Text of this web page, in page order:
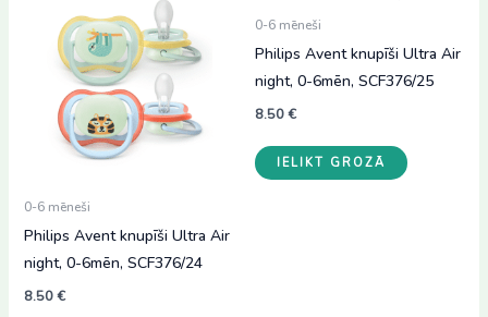
0-6 mēneši
Philips Avent knupīši Ultra Air
night, 0-6mēn, SCF376/24
8.50€
0-6 mēneši
Philips Avent knupīši Ultra Air
night, 0-6mēn, SCF376/25
8.50€
IELIKT GROZĀ